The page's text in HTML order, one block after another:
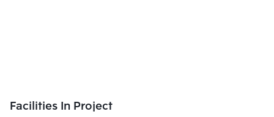
Facilities In Project